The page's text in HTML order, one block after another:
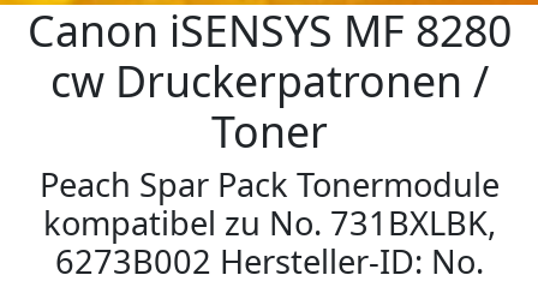
Canon iSENSYS MF 8280
cw Druckerpatronen /
Toner
Peach Spar Pack Tonermodule
kompatibel zu No. 731BXLBK,
6273B002 Hersteller-ID: No.